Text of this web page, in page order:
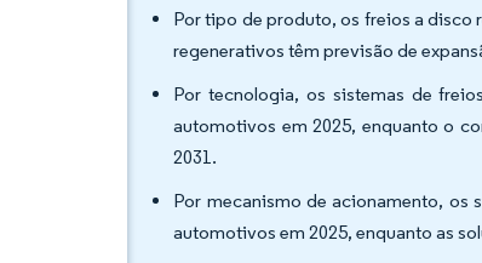
Por tipo de produto, os freios a disco
regenerativos têm previsão de
Por tecnologia, os sistemas de
automotivos em 2025, enquanto o
2031.
Por mecanismo de acionamento, os
automotivos em 2025, enquanto as